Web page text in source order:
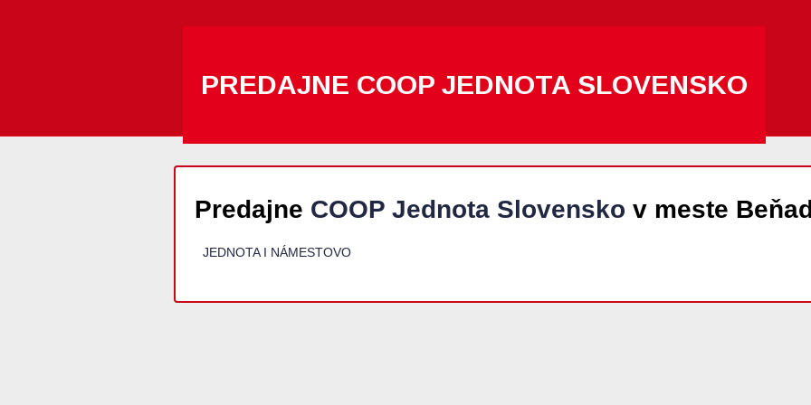
PREDAJNE COOP JEDNOTA SLOVENSKO
Predajne COOP Jednota Slovensko v meste
JEDNOTA I NÁMESTOVO